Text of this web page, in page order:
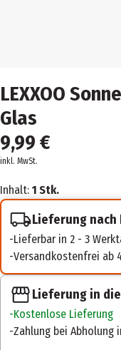
LEXXOO
Glas
9,99 €
inkl. MwSt.
Inhalt: 1 Stk.
Lieferung nach
Lieferbar in 2 - 3
Versandkostenfrei ab
Lieferung in
Kostenlose Lieferung
Zahlung bei Abholung